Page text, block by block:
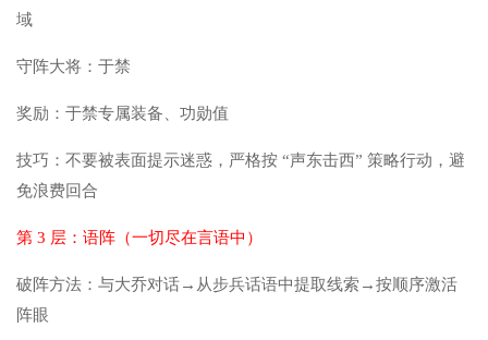
域
守阵大将：于禁
奖励：于禁专属装备、功勋值
技巧：不要被表面提示迷惑，严格按 “声东击西” 策略行动，避
免浪费回合
第 3 层：语阵（一切尽在言语中）
破阵方法：与大乔对话→从步兵话语中提取线索→按顺序激活
阵眼